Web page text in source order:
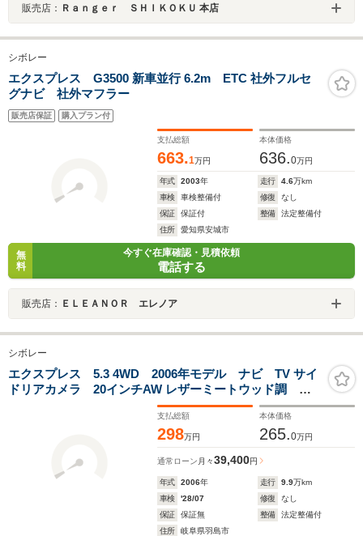
販売店： Ｒａｎｇｅｒ ＳＨＩＫＯＫＵ 本店
シボレー
エクスプレス G3500 新車並行 6.2m ETC 社外フルセ
グナビ 社外マフラー
販売店保証 購入プラン付
支払総額
663.1万円
本体価格
636.0万円
年式 2003年 走行 4.6万km
車検
車検整備付 修復
なし
保証
保証付 整備
法定整備付
住所
愛知県安城市
無
料
今すぐ在庫確認・見積依頼
電話する
販売店： ＥＬＥＡＮＯＲ エレノア
シボレー
エクスプレス 5.3 4WD 2006年モデル ナビ TV サイ
ドリアカメラ 20インチAW レザーミートウッド調 ユ
ーザー買取車 スペアキー ETC
支払総額
298万円
本体価格
265.0万円
通常ローン 月々39,400円
年式 2006年 走行 9.9万km
車検
'28/07 修復
なし
保証
保証無 整備
法定整備付
住所
岐阜県羽島市